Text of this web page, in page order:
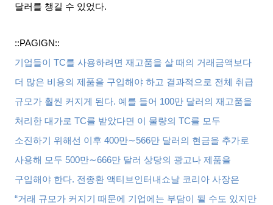
달러를 챙길 수 있었다.
::PAGIGN::
기업들이
TC를 사용하려면 재고품을 살 때의 거래금액보다
더 많은 비용의 제품을 구입해야 하고 결과적으로 전체 취급
규모가 훨씬 커지게 된다. 예를 들어 100만 달러의 재고품을
처리한 대가로 TC를 받았다면 이 물량의 TC를 모두
소진하기 위해선 이후 400만∼566만 달러의 현금을 추가로
사용해 모두 500만∼666만 달러 상당의 광고나 제품을
구입해야 한다. 전종환 액티브인터내쇼날 코리아 사장은
“거래 규모가 커지기 때문에 기업에는 부담이 될 수도 있지만